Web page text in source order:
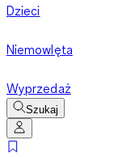
Dzieci
Niemowlęta
Wyprzedaż
Szukaj